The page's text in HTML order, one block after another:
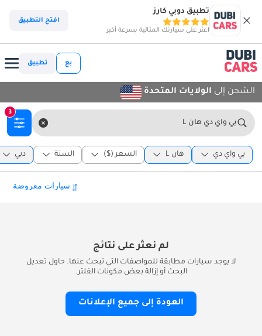
تطبيق دوبي كارز
اعثر على سيارتك المثالية بسرعة أكبر
افتح التطبيق
بع تطبيق
الشحن إلى الولايات المتحدة
بي واي دي هان L
3
بي واي دي هان L السعر ($) السنة دبي
لم نعثر على نتائج
لا يوجد سيارات مطابقة للمواصفات التي تبحث عنها. حاول تعديل
البحث أو إزالة بعض مكونات الفلتر.
العودة إلى جميع الإعلانات